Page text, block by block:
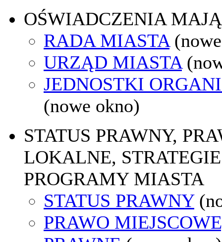
OŚWIADCZENIA
RADA MIASTA
URZĄD MIASTA
JEDNOSTKI
(nowe okno)
STATUS PRAWNY,
LOKALNE,
PROGRAMY MIASTA
STATUS PRAWNY
PRAWO